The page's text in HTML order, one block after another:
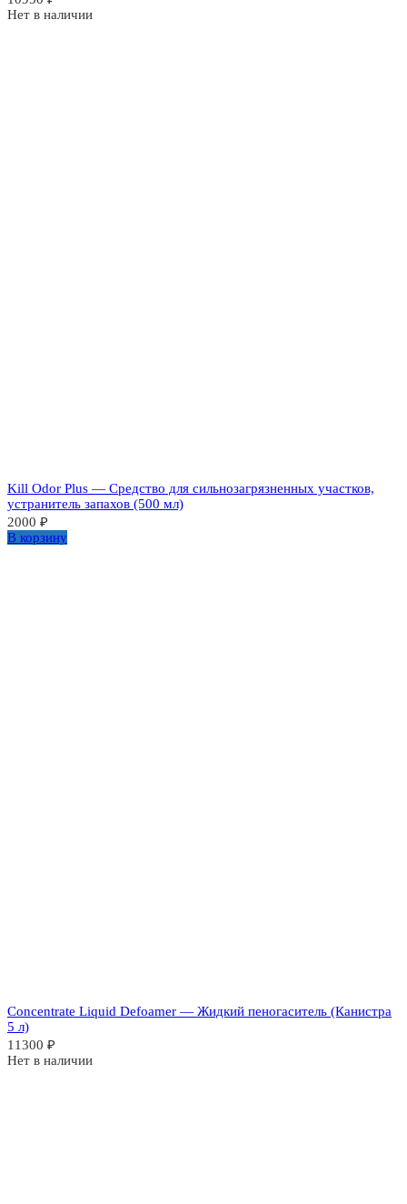
Нет в наличии
Kill Odor Plus — Средство для сильнозагрязненных участков,
устранитель запахов (500 мл)
2000 ₽
В корзину
Concentrate Liquid Defoamer — Жидкий пеногаситель (Канистра
5 л)
11300 ₽
Нет в наличии